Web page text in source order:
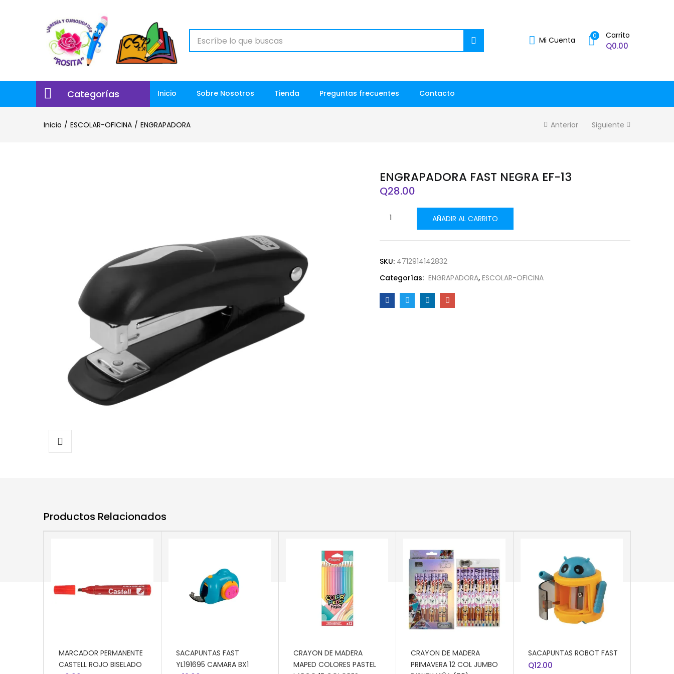
Mi Cuenta 0 Carrito
Q0.00
Categorías Inicio Sobre Nosotros Tienda Preguntas frecuentes Contacto
Inicio ESCOLAR-OFICINA ENGRAPADORA Anterior Siguiente
ENGRAPADORA FAST NEGRA EF-13
Q28.00
AÑADIR AL CARRITO
SKU: 4712914142832
Categorías: ENGRAPADORA, ESCOLAR-OFICINA
Productos Relacionados
MARCADOR PERMANENTE
CASTELL ROJO BISELADO
SACAPUNTAS FAST
YL191695 CAMARA BX1
CRAYON DE MADERA
MAPED COLORES PASTEL
CRAYON DE MADERA
PRIMAVERA 12 COL JUMBO
SACAPUNTAS ROBOT FAST
Q12.00